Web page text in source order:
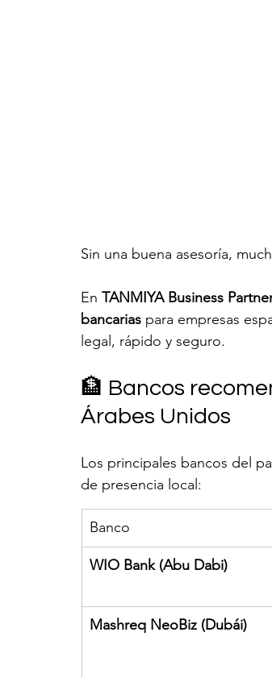
Sin una buena asesoría,
En TANMIYA Business
bancarias para empresas
legal, rápido y seguro.
🏦 Bancos
Árabes Unidos
Los principales bancos del
de presencia local:
Banco
WIO Bank (Abu Dabi)
Mashreq NeoBiz (Dubái)